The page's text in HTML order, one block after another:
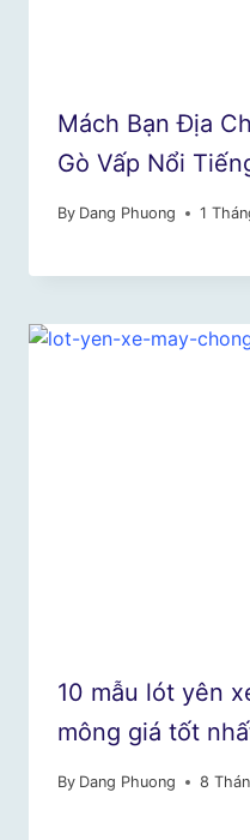
Mách Bạn Địa
Gò Vấp Nổi
By Dang Phuong 1
10 mẫu lót yên
mông giá tốt
By Dang Phuong 8